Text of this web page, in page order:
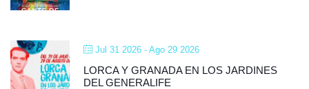
Jul 31 2026 - Ago 29 2026
LORCA Y GRANADA EN LOS JARDINES
DEL GENERALIFE